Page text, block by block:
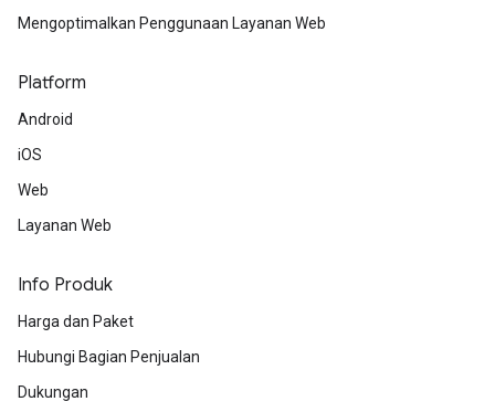
Mengoptimalkan Penggunaan Layanan Web
Platform
Android
iOS
Web
Layanan Web
Info Produk
Harga dan Paket
Hubungi Bagian Penjualan
Dukungan